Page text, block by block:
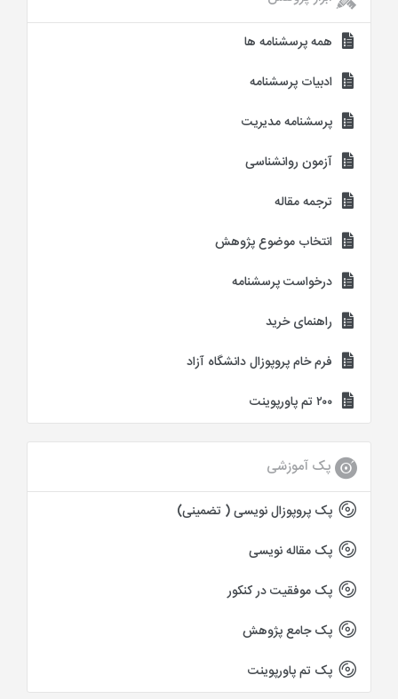
همه پرسشنامه ها
ادبیات پرسشنامه
پرسشنامه مدیریت
آزمون روانشناسی
ترجمه مقاله
انتخاب موضوع پژوهش
درخواست پرسشنامه
راهنمای خرید
فرم خام پروپوزال دانشگاه آزاد
۲۰۰ تم پاورپوینت
پک آموزشی
پک پروپوزال نویسی ( تضمینی)
پک مقاله نویسی
پک موفقیت در کنکور
پک جامع پژوهش
پک تم پاورپوینت